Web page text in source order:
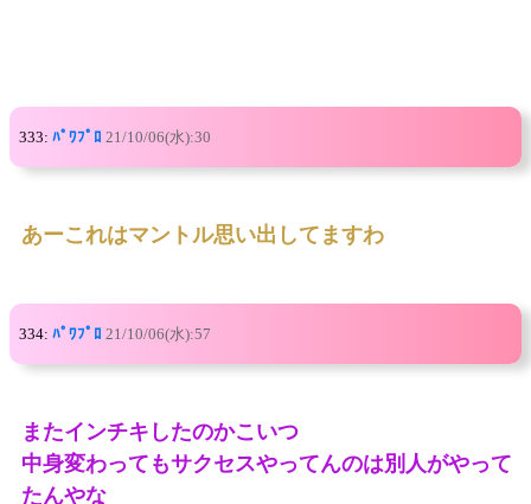
333: ﾊﾟﾜﾌﾟﾛ 21/10/06(水):30
あーこれはマントル思い出してますわ
334: ﾊﾟﾜﾌﾟﾛ 21/10/06(水):57
またインチキしたのかこいつ
中身変わってもサクセスやってんのは別人がやって
たんやな